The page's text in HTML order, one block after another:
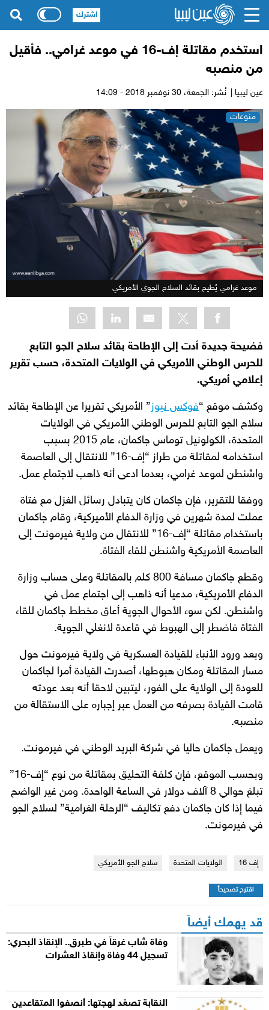
استخدم مقاتلة إف-16 في موعد غرامي.. فأقيل
من منصبه
عين ليبيا | نُشر: الجمعة،
منوعات
موعد غرامي يُطيح بقائد السلاح الجوي الأمريكي
فضيحة جديدة أدت إلى الإطاحة بقائد سلاح الجو التابع
للحرس الوطني الأمريكي في الولايات المتحدة، حسب تقرير
إعلامي أمريكي.
وكشف موقع “فوكس نيوز” الأمريكي تقريرا عن الإطاحة بقائد
سلاح الجو التابع للحرس الوطني الأمريكي في الولايات
المتحدة، الكولونيل توماس جاكمان، عام 2015 بسبب
استخدامه لمقاتلة من طراز “إف-16” للانتقال إلى العاصمة
واشنطن لموعد غرامي، بعدما ادعى أنه ذاهب لاجتماع عمل.
ووفقا للتقرير، فإن جاكمان كان يتبادل رسائل الغزل مع فتاة
عملت لمدة شهرين في وزارة الدفاع الأميركية، وقام جاكمان
باستخدام مقاتلة “إف-16” للانتقال من ولاية فيرمونت إلى
العاصمة الأمريكية واشنطن للقاء الفتاة.
وقطع جاكمان مسافة 800 كلم بالمقاتلة وعلى حساب وزارة
الدفاع الأمريكية، مدعيا أنه ذاهب إلى اجتماع عمل في
واشنطن. لكن سوء الأحوال الجوية أعاق مخطط جاكمان للقاء
الفتاة فاضطر إلى الهبوط في قاعدة لانغلي الجوية.
وبعد ورود الأنباء للقيادة العسكرية في ولاية فيرمونت حول
مسار المقاتلة ومكان هبوطها، أصدرت القيادة أمرا لجاكمان
للعودة إلى الولاية على الفور، ليتبين لاحقا أنه بعد عودته
قامت القيادة بصرفه من العمل عبر إجباره على الاستقالة من
منصبه.
ويعمل جاكمان حاليا في شركة البريد الوطني في فيرمونت.
وبحسب الموقع، فإن كلفة التحليق بمقاتلة من نوع “إف-16”
تبلغ حوالي 8 آلاف دولار في الساعة الواحدة. ومن غير الواضح
فيما إذا كان جاكمان دفع تكاليف “الرحلة الغرامية” لسلاح الجو
في فيرمونت.
إف 16 الولايات المتحدة سلاج الجو الأمريكي
اقترح تصحيحاً
قد يهمك أيضاً
وفاة شاب غرقاً في طبرق.. الإنقاذ البحري:
تسجيل 44 وفاة وإنقاذ العشرات
النقابة تصعّد لهجتها: أنصفوا المتقاعدين
اشترك